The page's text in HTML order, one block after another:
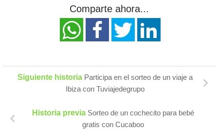
Comparte ahora...
Siguiente historia Participa en el sorteo de un viaje a
Ibiza con Tuviajedegrupo
Historia previa Sorteo de un cochecito para bebé
gratis con Cucaboo